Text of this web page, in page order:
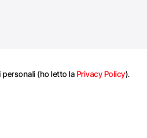
(ho letto la Privacy Policy).